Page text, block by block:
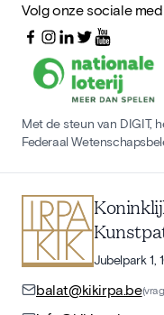
Volg onze sociale
Met de steun van DIGIT,
Federaal
Jubelpark 1,
balat@kikirpa.be